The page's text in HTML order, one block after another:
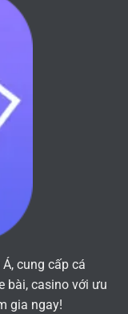
cung cấp cá
bài, casino với ưu
gia ngay!